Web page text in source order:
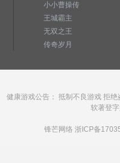
小小曹操传
王城霸主
无双之王
传奇岁月
健康游戏公告： 抵制不良游戏 拒
软著登
锋芒网络 浙ICP备